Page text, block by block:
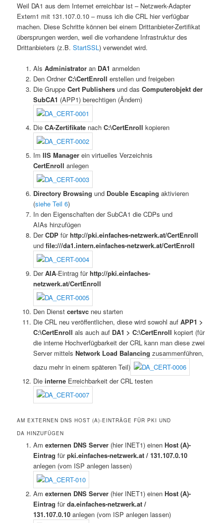
Weil DA1 aus dem Internet erreichbar ist – Netzwerk-Adapter
Extern1 mit 131.107.0.10 – muss ich die CRL hier verfügbar
machen. Diese Schritte können bei einem Drittanbieter-Zertifikat
übersprungen werden, weil die vorhandene Infrastruktur des
Drittanbieters (z.B.StartSSL) verwendet wird.
Als Administratoran DA1 anmelden
Den OrdnerC:\CertEnroll erstellen und freigeben
Die Gruppe Cert Publishersund das Computerobjekt der
SubCA1 (APP1) berechtigen (Ändern)
Die CA-Zertifikatenach C:\CertEnroll kopieren
Im IIS Managerein virtuelles Verzeichnis
CertEnroll anlegen
Directory Browsing undDouble Escaping aktivieren
(siehe Teil 6)
In den Eigenschaften der SubCA1 die CDPs und
AIAs hinzufügen
DerCDPfürhttp://pki.einfaches-netzwerk.at/CertEnroll
und file:///da1.intern.einfaches-netzwerk.at/CertEnroll
DerAIA-Eintrag fürhttp://pki.einfaches-
netzwerk.at/CertEnroll
Den Dienst certsvcneu starten
Die CRL neu veröffentlichen, diese wird sowohl auf APP1 >
C:\CertEnroll als auch auf DA1 > C:\CertEnroll kopiert (für
die interne Hochverfügbarkeit der CRL kann man diese zwei
Server mittels Network Load Balancing zusammenführen,
dazu mehr in einem späteren Teil)
Dieinterne Erreichbarkeit der CRL testen
AM EXTERNEN DNS HOST (A)-EINTRÄGE FÜR PKI UND
DA HINZUFÜGEN
Am externen DNS Server(hier INET1) einen Host (A)-
Eintrag fürpki.einfaches-netzwerk.at / 131.107.0.10
anlegen (vom ISP anlegen lassen)
Am externen DNS Server(hier INET1) einen Host (A)-
Eintrag fürda.einfaches-netzwerk.at /
131.107.0.10anlegen (vom ISP anlegen lassen)